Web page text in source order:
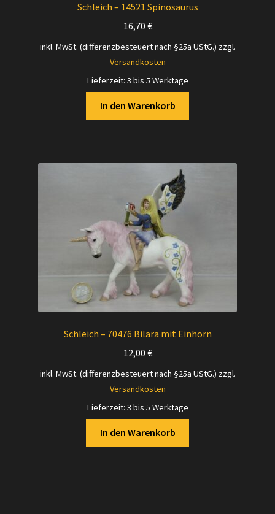
Schleich – 14521 Spinosaurus
16,70 €
inkl. MwSt. (differenzbesteuert nach §25a UStG.) zzgl.
Versandkosten
Lieferzeit: 3 bis 5 Werktage
In den Warenkorb
Schleich – 70476 Bilara mit Einhorn
12,00 €
inkl. MwSt. (differenzbesteuert nach §25a UStG.) zzgl.
Versandkosten
Lieferzeit: 3 bis 5 Werktage
In den Warenkorb